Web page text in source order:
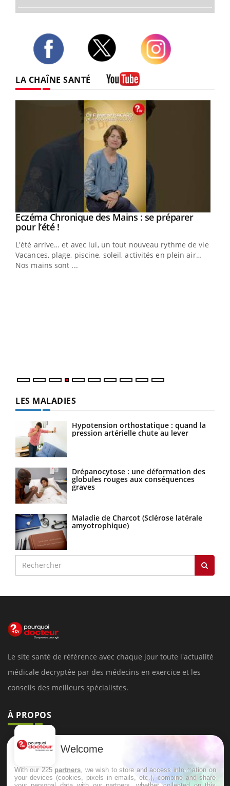
LA CHAÎNE SANTÉ
Youtube
Eczéma Chronique des Mains : se préparer
pour l’été !Youtube
L'été arrive… et avec lui, un tout nouveau rythme de vie !
Vacances, plage, piscine, soleil, activités en plein air…
Nos mains sont ...
LES MALADIES
Hypotension orthostatique : quand la
pression artérielle chute au lever
Drépanocytose : une déformation des
globules rouges aux conséquences
graves
Maladie de Charcot (Sclérose latérale
amyotrophique)
Le site santé de référence avec chaque jour toute l'actualité
médicale decryptée par des médecins en exercice et les
conseils des meilleurs spécialistes.
À PROPOS
Données personnelles et cookies
Conditions d'utilisation
Welcome
With our 225 partners , we wish to store and access information on
your devices (cookies, pixels in emails, etc.), combine and share